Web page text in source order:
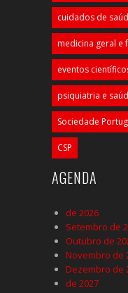
cuidados de
medicina geral e
eventos
psiquiatria e
Sociedade
CSP
AGENDA
de 2026
Setembro de
Outubro de
Novembro de
Dezembro de
de 2027